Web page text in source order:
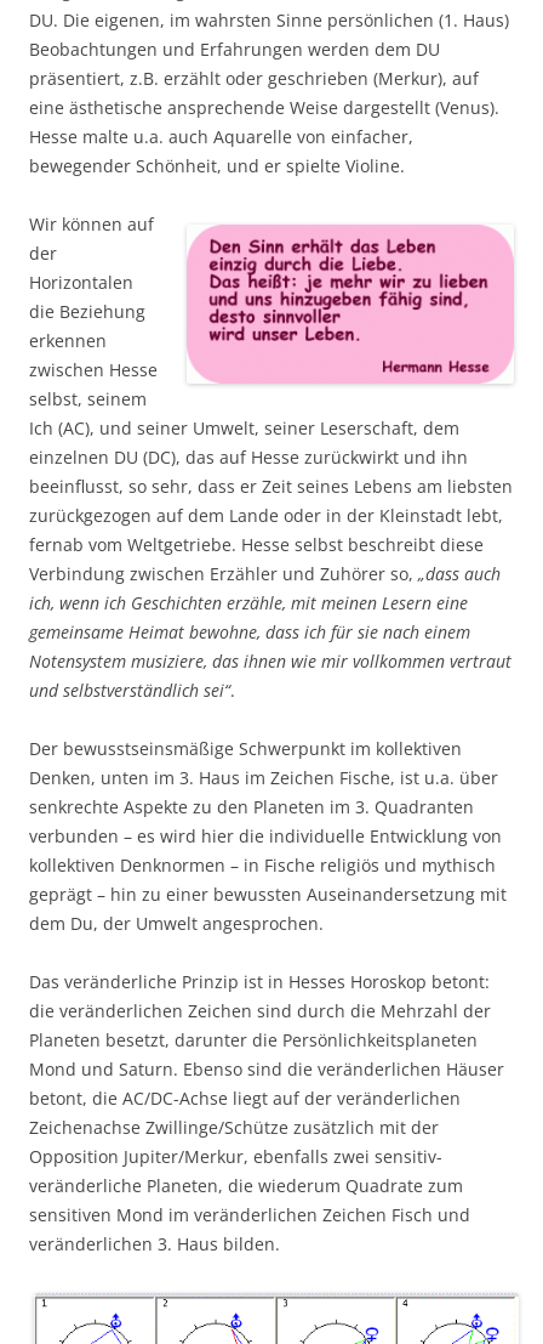
DU. Die eigenen, im wahrsten Sinne persönlichen (1. Haus)
Beobachtungen und Erfahrungen werden dem DU
präsentiert, z.B. erzählt oder geschrieben (Merkur), auf
eine ästhetische ansprechende Weise dargestellt (Venus).
Hesse malte u.a. auch Aquarelle von einfacher,
bewegender Schönheit, und er spielte Violine.
Wir können auf
der
Horizontalen
die Beziehung
erkennen
zwischen Hesse
selbst, seinem
Ich (AC), und seiner Umwelt, seiner Leserschaft, dem
einzelnen DU (DC), das auf Hesse zurückwirkt und ihn
beeinflusst, so sehr, dass er Zeit seines Lebens am liebsten
zurückgezogen auf dem Lande oder in der Kleinstadt lebt,
fernab vom Weltgetriebe. Hesse selbst beschreibt diese
Verbindung zwischen Erzähler und Zuhörer so, „dass auch
ich, wenn ich Geschichten erzähle, mit meinen Lesern eine
gemeinsame Heimat bewohne, dass ich für sie nach einem
Notensystem musiziere, das ihnen wie mir vollkommen vertraut
und selbstverständlich sei“.
Der bewusstseinsmäßige Schwerpunkt im kollektiven
Denken, unten im 3. Haus im Zeichen Fische, ist u.a. über
senkrechte Aspekte zu den Planeten im 3. Quadranten
verbunden – es wird hier die individuelle Entwicklung von
kollektiven Denknormen – in Fische religiös und mythisch
geprägt – hin zu einer bewussten Auseinandersetzung mit
dem Du, der Umwelt angesprochen.
Das veränderliche Prinzip ist in Hesses Horoskop betont:
die veränderlichen Zeichen sind durch die Mehrzahl der
Planeten besetzt, darunter die Persönlichkeitsplaneten
Mond und Saturn. Ebenso sind die veränderlichen Häuser
betont, die AC/DC-Achse liegt auf der veränderlichen
Zeichenachse Zwillinge/Schütze zusätzlich mit der
Opposition Jupiter/Merkur, ebenfalls zwei sensitiv-
veränderliche Planeten, die wiederum Quadrate zum
sensitiven Mond im veränderlichen Zeichen Fisch und
veränderlichen 3. Haus bilden.